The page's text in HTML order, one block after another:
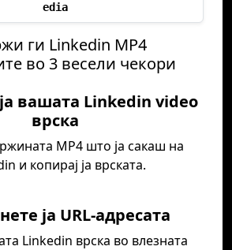
edia
ги Linkedin MP4
во 3 весели чекори
вашата Linkedin video
врска
MP4 што ја сакаш на
и копирај ја врската.
ја URL-адресата
Linkedin врска во влезната